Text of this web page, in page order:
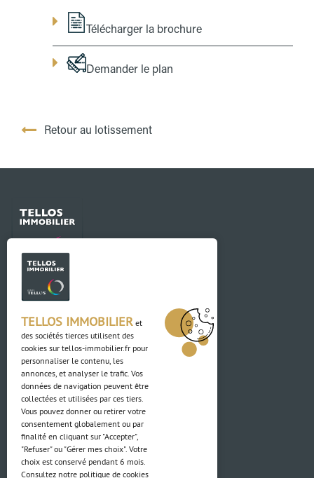
Télécharger la brochure
Demander le plan
Retour au lotissement
Contact
03 88 04 84 84
Adresse
4 Rue du Ried
67850 Herrlisheim
Vous vendez votre terrain ?
TELLOS IMMOBILIER et
des sociétés tierces utilisent des
cookies sur tellos-immobilier.fr pour
personnaliser le contenu, les
annonces, et analyser le trafic. Vos
données de navigation peuvent être
collectées et utilisées par ces tiers.
Vous pouvez donner ou retirer votre
consentement globalement ou par
finalité en cliquant sur "Accepter",
"Refuser" ou "Gérer mes choix". Votre
choix est conservé pendant 6 mois.
Consultez notre politique de cookies